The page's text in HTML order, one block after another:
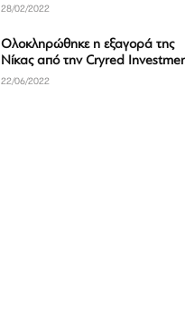
28/02/2022
Ολοκληρώθηκε η εξαγορά της
Νίκας από την Cryred
22/06/2022